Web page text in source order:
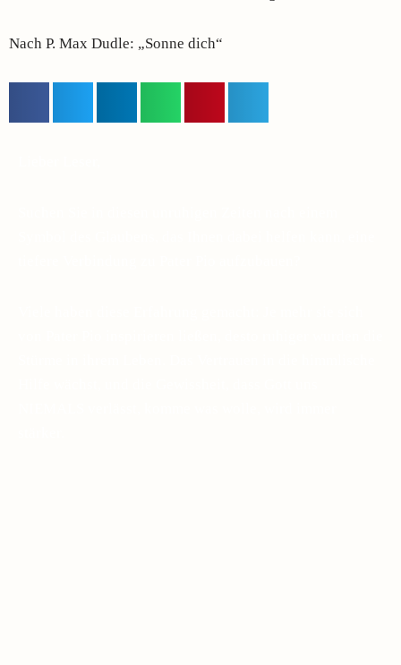
Nach P. Max Dudle: „Sonne dich“